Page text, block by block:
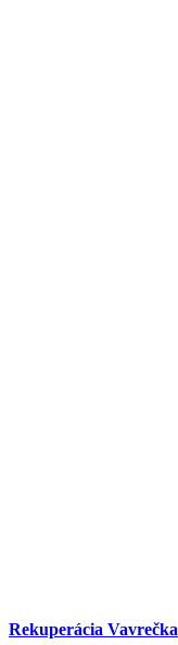
Rekuperácia Vavrečka